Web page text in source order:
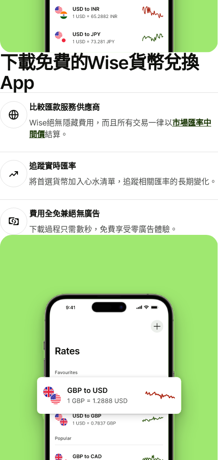
下載免費的Wise貨幣兌換
App
比較匯款服務供應商
Wise絕無隱藏費用，而且所有交易一律以市場匯率中
間價結算。
追蹤實時匯率
將首選貨幣加入心水清單，追蹤相關匯率的長期變化。
費用全免兼絕無廣告
下載過程只需數秒，免費享受零廣告體驗。